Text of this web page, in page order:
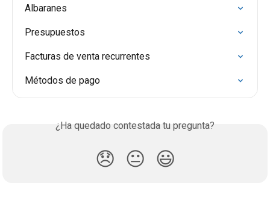
Albaranes
Presupuestos
Facturas de venta recurrentes
Métodos de pago
¿Ha quedado contestada tu pregunta?
😞 😐 😃